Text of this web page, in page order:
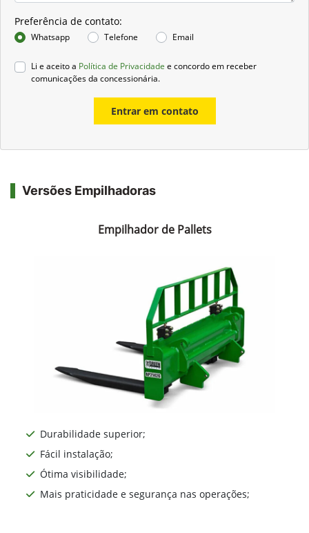
Preferência de contato:
Whatsapp Telefone Email
Li e aceito a Política de Privacidade e concordo em receber
comunicações da concessionária.
Entrar em contato
Versões Empilhadoras
Empilhador de Pallets
Durabilidade superior;
Fácil instalação;
Ótima visibilidade;
Mais praticidade e segurança nas operações;